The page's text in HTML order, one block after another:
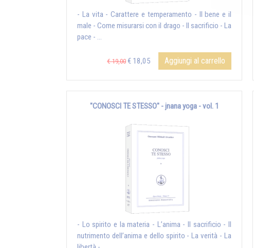
- La vita - Carattere e temperamento - Il bene e il
male - Come misurarsi con il drago - Il sacrificio - La
pace - ...
€ 19,00 € 18,05 Aggiungi al carrello
"CONOSCI TE STESSO" - jnana yoga - vol. 1
- Lo spirito e la materia - L’anima - Il sacrificio - Il
nutrimento dell’anima e dello spirito - La verità - La